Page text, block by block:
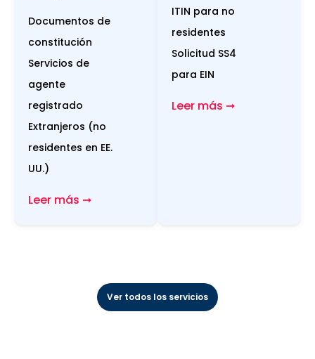
Documentos de
constitución
Servicios de
agente
registrado
Extranjeros (no
residentes en EE.
UU.)
Leer más ➞
ITIN para no
residentes
Solicitud SS4
para EIN
Leer más ➞
Ver todos los servicios